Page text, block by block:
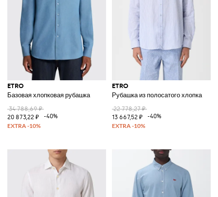
ETRO
Базовая хлопковая рубашка
34 788,69 ₽
20 873,22 ₽
-40%
ETRO
Рубашка из полосатого хлопка
22 778,27 ₽
13 667,52 ₽
-40%